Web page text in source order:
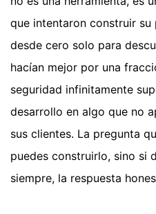
que intentaron construir
desde cero solo para
hacían mejor por una
seguridad infinitamente
desarrollo en algo que no
sus clientes. La pregunta
puedes construirlo, sino si
siempre, la respuesta